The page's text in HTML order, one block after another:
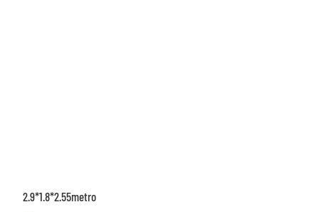
2.9*1.8*2.55metro